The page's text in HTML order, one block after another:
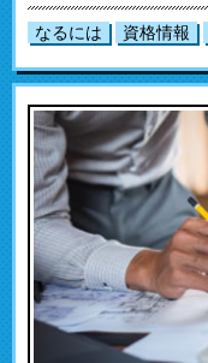
なるには 資格情報